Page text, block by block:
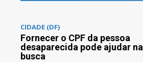
CIDADE (DF)
Fornecer o CPF da pessoa
desaparecida pode ajudar na
busca